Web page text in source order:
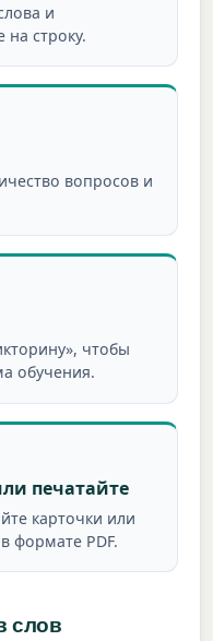
и
строку.
вопросов и
чтобы
обучения.
печатайте
карточки или
формате PDF.
слов